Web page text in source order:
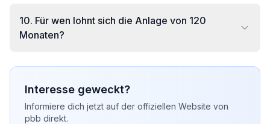
10. Für wen lohnt sich die Anlage von 120
Monaten?
Interesse geweckt?
Informiere dich jetzt auf der offiziellen Website von
pbb direkt.